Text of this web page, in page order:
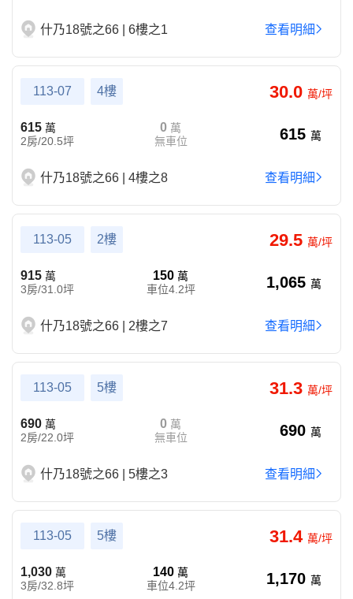
什乃18號之66 | 6樓之1 查看明細
113-07 4樓 30.0 萬/坪
615 萬
2房/20.5坪
0 萬
無車位
615 萬
什乃18號之66 | 4樓之8 查看明細
113-05 2樓 29.5 萬/坪
915 萬
3房/31.0坪
150萬
車位4.2坪
1,065 萬
什乃18號之66 | 2樓之7 查看明細
113-05 5樓 31.3 萬/坪
690 萬
2房/22.0坪
0 萬
無車位
690 萬
什乃18號之66 | 5樓之3 查看明細
113-05 5樓 31.4 萬/坪
1,030 萬
3房/32.8坪
140萬
車位4.2坪
1,170 萬